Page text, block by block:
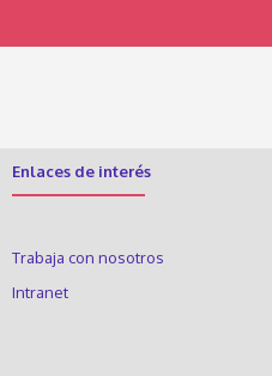
Enlaces de interés
Trabaja con nosotros
Intranet